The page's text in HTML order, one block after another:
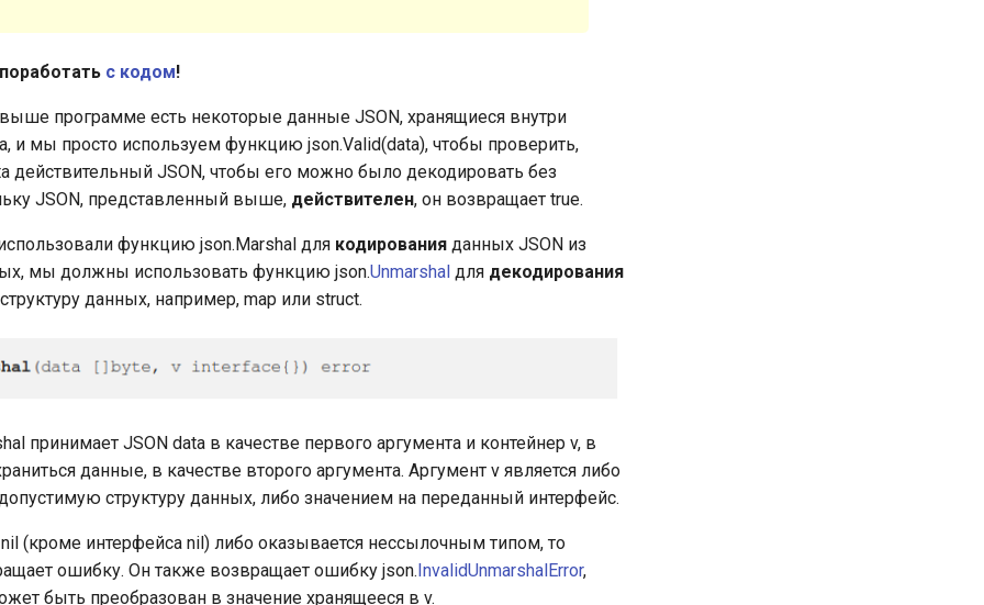
с кодом!
программе есть некоторые данные JSON, хранящиеся внутри
и мы просто используем функцию json.Valid(data), чтобы проверить,
действительный JSON, чтобы его можно было декодировать без
JSON, представленный выше, действителен, он возвращает true.
функцию json.Marshal для кодирования данных JSON из
мы должны использовать функцию json.Unmarshal для декодирования
данных, например, map или struct.
принимает JSON data в качестве первого аргумента и контейнер v, в
данные, в качестве второго аргумента. Аргумент v является либо
структуру данных, либо значением на переданный интерфейс.
nil (кроме интерфейса nil) либо оказывается нессылочным типом, то
ошибку. Он также возвращает ошибку json.InvalidUnmarshalError,
быть преобразован в значение хранящееся в v.